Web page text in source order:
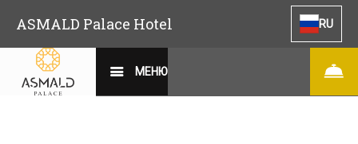
ASMALD Palace Hotel RU
МЕНЮ